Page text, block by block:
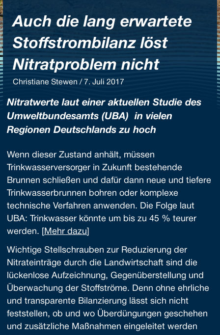
Auch die lang erwartete
Stoffstrombilanz löst
Nitratproblem nicht
Christiane Stewen / 7. Juli 2017
Nitratwerte laut einer aktuellen Studie des
Umweltbundesamts (UBA) in vielen
Regionen Deutschlands zu hoch
Wenn dieser Zustand anhält, müssen
Trinkwasserversorger in Zukunft bestehende
Brunnen schließen und dafür dann neue und tiefere
Trinkwasserbrunnen bohren oder komplexe
technische Verfahren anwenden. Die Folge laut
UBA: Trinkwasser könnte um bis zu 45 % teurer
werden. [
Mehr dazu
Wichtige Stellschrauben zur Reduzierung der
Nitrateinträge durch die Landwirtschaft sind die
lückenlose Aufzeichnung, Gegenüberstellung und
Überwachung der Stoffströme. Denn ohne ehrliche
und transparente Bilanzierung lässt sich nicht
feststellen, ob und wo Überdüngungen geschehen
und zusätzliche Maßnahmen eingeleitet werden